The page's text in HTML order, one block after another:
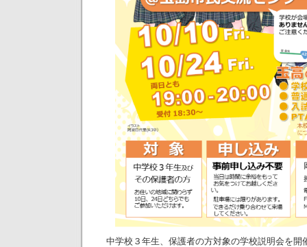
中学校３年生、保護者の方対象の学校説明会を開